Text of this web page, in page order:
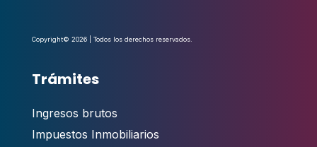
Copyright© 2026 | Todos los derechos reservados.
Trámites
Ingresos brutos
Impuestos Inmobiliarios